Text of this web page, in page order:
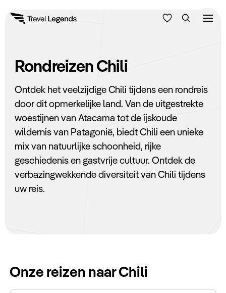
Alle bestemmingen
Type reizen
Bedrijfsreizen
Inspiratie
Budget
Zoeken
Rondreizen Chili
Ontdek het veelzijdige Chili tijdens een rondreis
door dit opmerkelijke land. Van de uitgestrekte
woestijnen van Atacama tot de ijskoude
wildernis van Patagonië, biedt Chili een unieke
mix van natuurlijke schoonheid, rijke
geschiedenis en gastvrije cultuur. Ontdek de
verbazingwekkende diversiteit van Chili tijdens
uw reis.
Onze reizen naar Chili
Filters
Reisgezelschap
Volwassenen
boven de 18 jaar
Tieners